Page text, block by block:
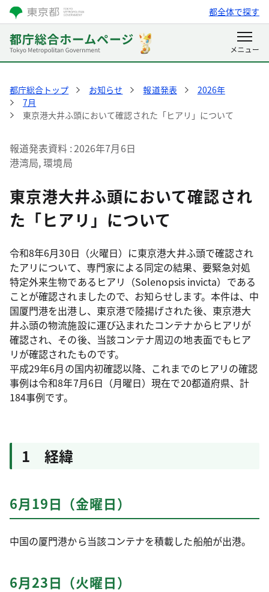
都全体で探す
都庁総合トップ お知らせ 報道発表
2026年
7月
東京港大井ふ頭において確認された「ヒアリ」について
報道発表資料 2026年7月6日
港湾局, 環境局
東京港大井ふ頭において確認され
た「ヒアリ」について
令和8年6月30日（火曜日）に東京港大井ふ頭で確認され
たアリについて、専門家による同定の結果、要緊急対処
特定外来生物であるヒアリ（Solenopsis invicta）である
ことが確認されましたので、お知らせします。本件は、中
国厦門港を出港し、東京港で陸揚げされた後、東京港大
井ふ頭の物流施設に運び込まれたコンテナからヒアリが
確認され、その後、当該コンテナ周辺の地表面でもヒア
リが確認されたものです。
平成29年6月の国内初確認以降、これまでのヒアリの確認
事例は令和8年7月6日（月曜日）現在で20都道府県、計
184事例です。
1 経緯
6月19日（金曜日）
中国の厦門港から当該コンテナを積載した船舶が出港。
6月23日（火曜日）